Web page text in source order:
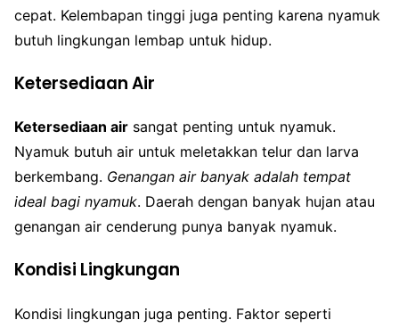
cepat. Kelembapan tinggi juga penting karena nyamuk
butuh lingkungan lembap untuk hidup.
Ketersediaan Air
Ketersediaan air sangat penting untuk nyamuk.
Nyamuk butuh air untuk meletakkan telur dan larva
berkembang. Genangan air banyak adalah tempat
ideal bagi nyamuk. Daerah dengan banyak hujan atau
genangan air cenderung punya banyak nyamuk.
Kondisi Lingkungan
Kondisi lingkungan juga penting. Faktor seperti